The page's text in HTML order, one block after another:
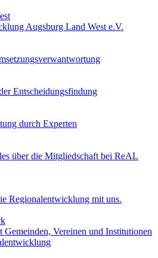
Augsburg Land West e.V.
Entscheidungsfindung
durch Experten
über die Mitgliedschaft bei ReAL
Regionalentwicklung mit uns.
Gemeinden, Vereinen und Institutionen